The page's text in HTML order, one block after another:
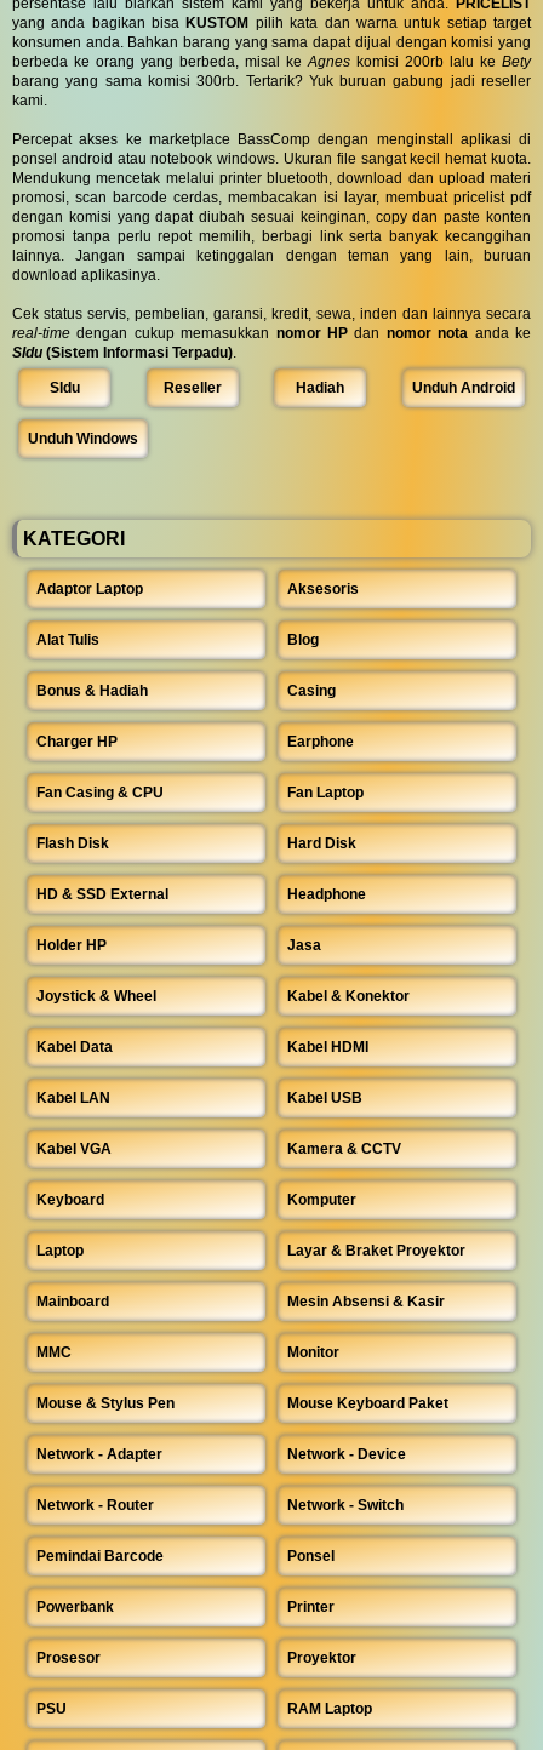
persentase lalu biarkan sistem kami yang bekerja untuk anda. PRICELIST
yang anda bagikan bisa KUSTOM pilih kata dan warna untuk setiap target
konsumen anda. Bahkan barang yang sama dapat dijual dengan komisi yang
berbeda ke orang yang berbeda, misal keAgnes komisi 200rb lalu ke Bety
barang yang sama komisi 300rb. Tertarik? Yuk buruan gabung jadi reseller
kami.
Percepat akses ke marketplace BassComp dengan menginstall aplikasi di
ponsel android atau notebook windows. Ukuran file sangat kecil hemat kuota.
Mendukung mencetak melalui printer bluetooth, download dan upload materi
promosi, scan barcode cerdas, membacakan isi layar, membuat pricelist pdf
dengan komisi yang dapat diubah sesuai keinginan, copy dan paste konten
promosi tanpa perlu repot memilih, berbagi link serta banyak kecanggihan
lainnya. Jangan sampai ketinggalan dengan teman yang lain, buruan
download aplikasinya.
Cek status servis, pembelian, garansi, kredit, sewa, inden dan lainnya secara
real-time dengan cukup memasukkan nomor HP dan nomor nota anda ke
SIdu (Sistem Informasi Terpadu).
SIdu Reseller Hadiah Unduh Android
Unduh Windows
KATEGORI
Adaptor Laptop Aksesoris
Alat Tulis Blog
Bonus & Hadiah Casing
Charger HP Earphone
Fan Casing & CPU Fan Laptop
Flash Disk Hard Disk
HD & SSD External Headphone
Holder HP Jasa
Joystick & Wheel Kabel & Konektor
Kabel Data Kabel HDMI
Kabel LAN Kabel USB
Kabel VGA Kamera & CCTV
Keyboard Komputer
Laptop Layar & Braket Proyektor
Mainboard Mesin Absensi & Kasir
MMC Monitor
Mouse & Stylus Pen Mouse Keyboard Paket
Network - Adapter Network - Device
Network - Router Network - Switch
Pemindai Barcode Ponsel
Powerbank Printer
Prosesor Proyektor
PSU RAM Laptop